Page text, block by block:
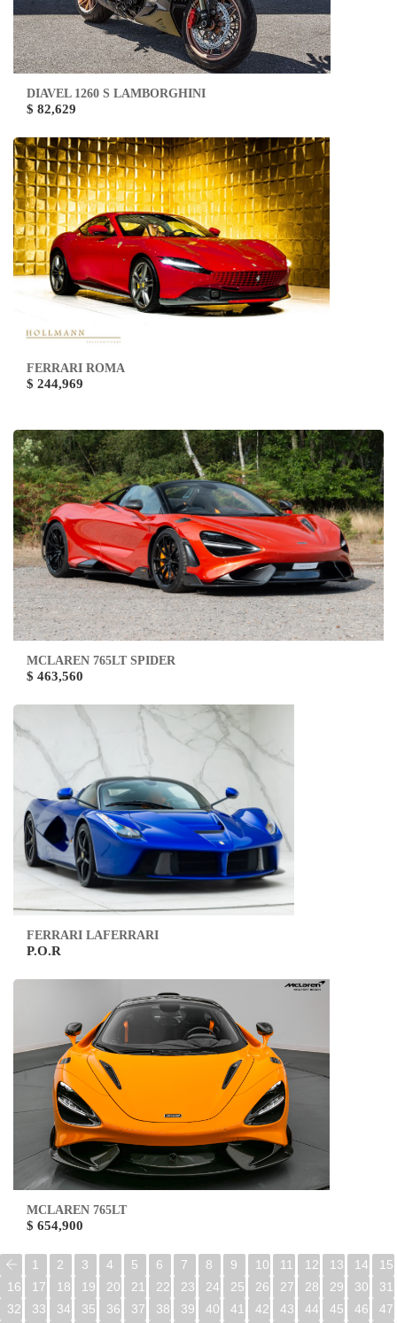
DIAVEL 1260 S LAMBORGHINI
$ 82,629
FERRARI ROMA
$ 244,969
MCLAREN 765LT SPIDER
$ 463,560
FERRARI LAFERRARI
P.O.R
MCLAREN 765LT
$ 654,900
1 2 3 4 5 6 7 8 9 10 11 12 13 14
15
16
17 18 19 20 21 22 23 24 25 26 27 28 29 30
31
32
33 34 35 36 37 38 39 40 41 42 43 44 45 46
47